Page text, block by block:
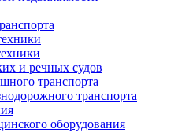
и речных судов
транспорта
транспорта
оборудования